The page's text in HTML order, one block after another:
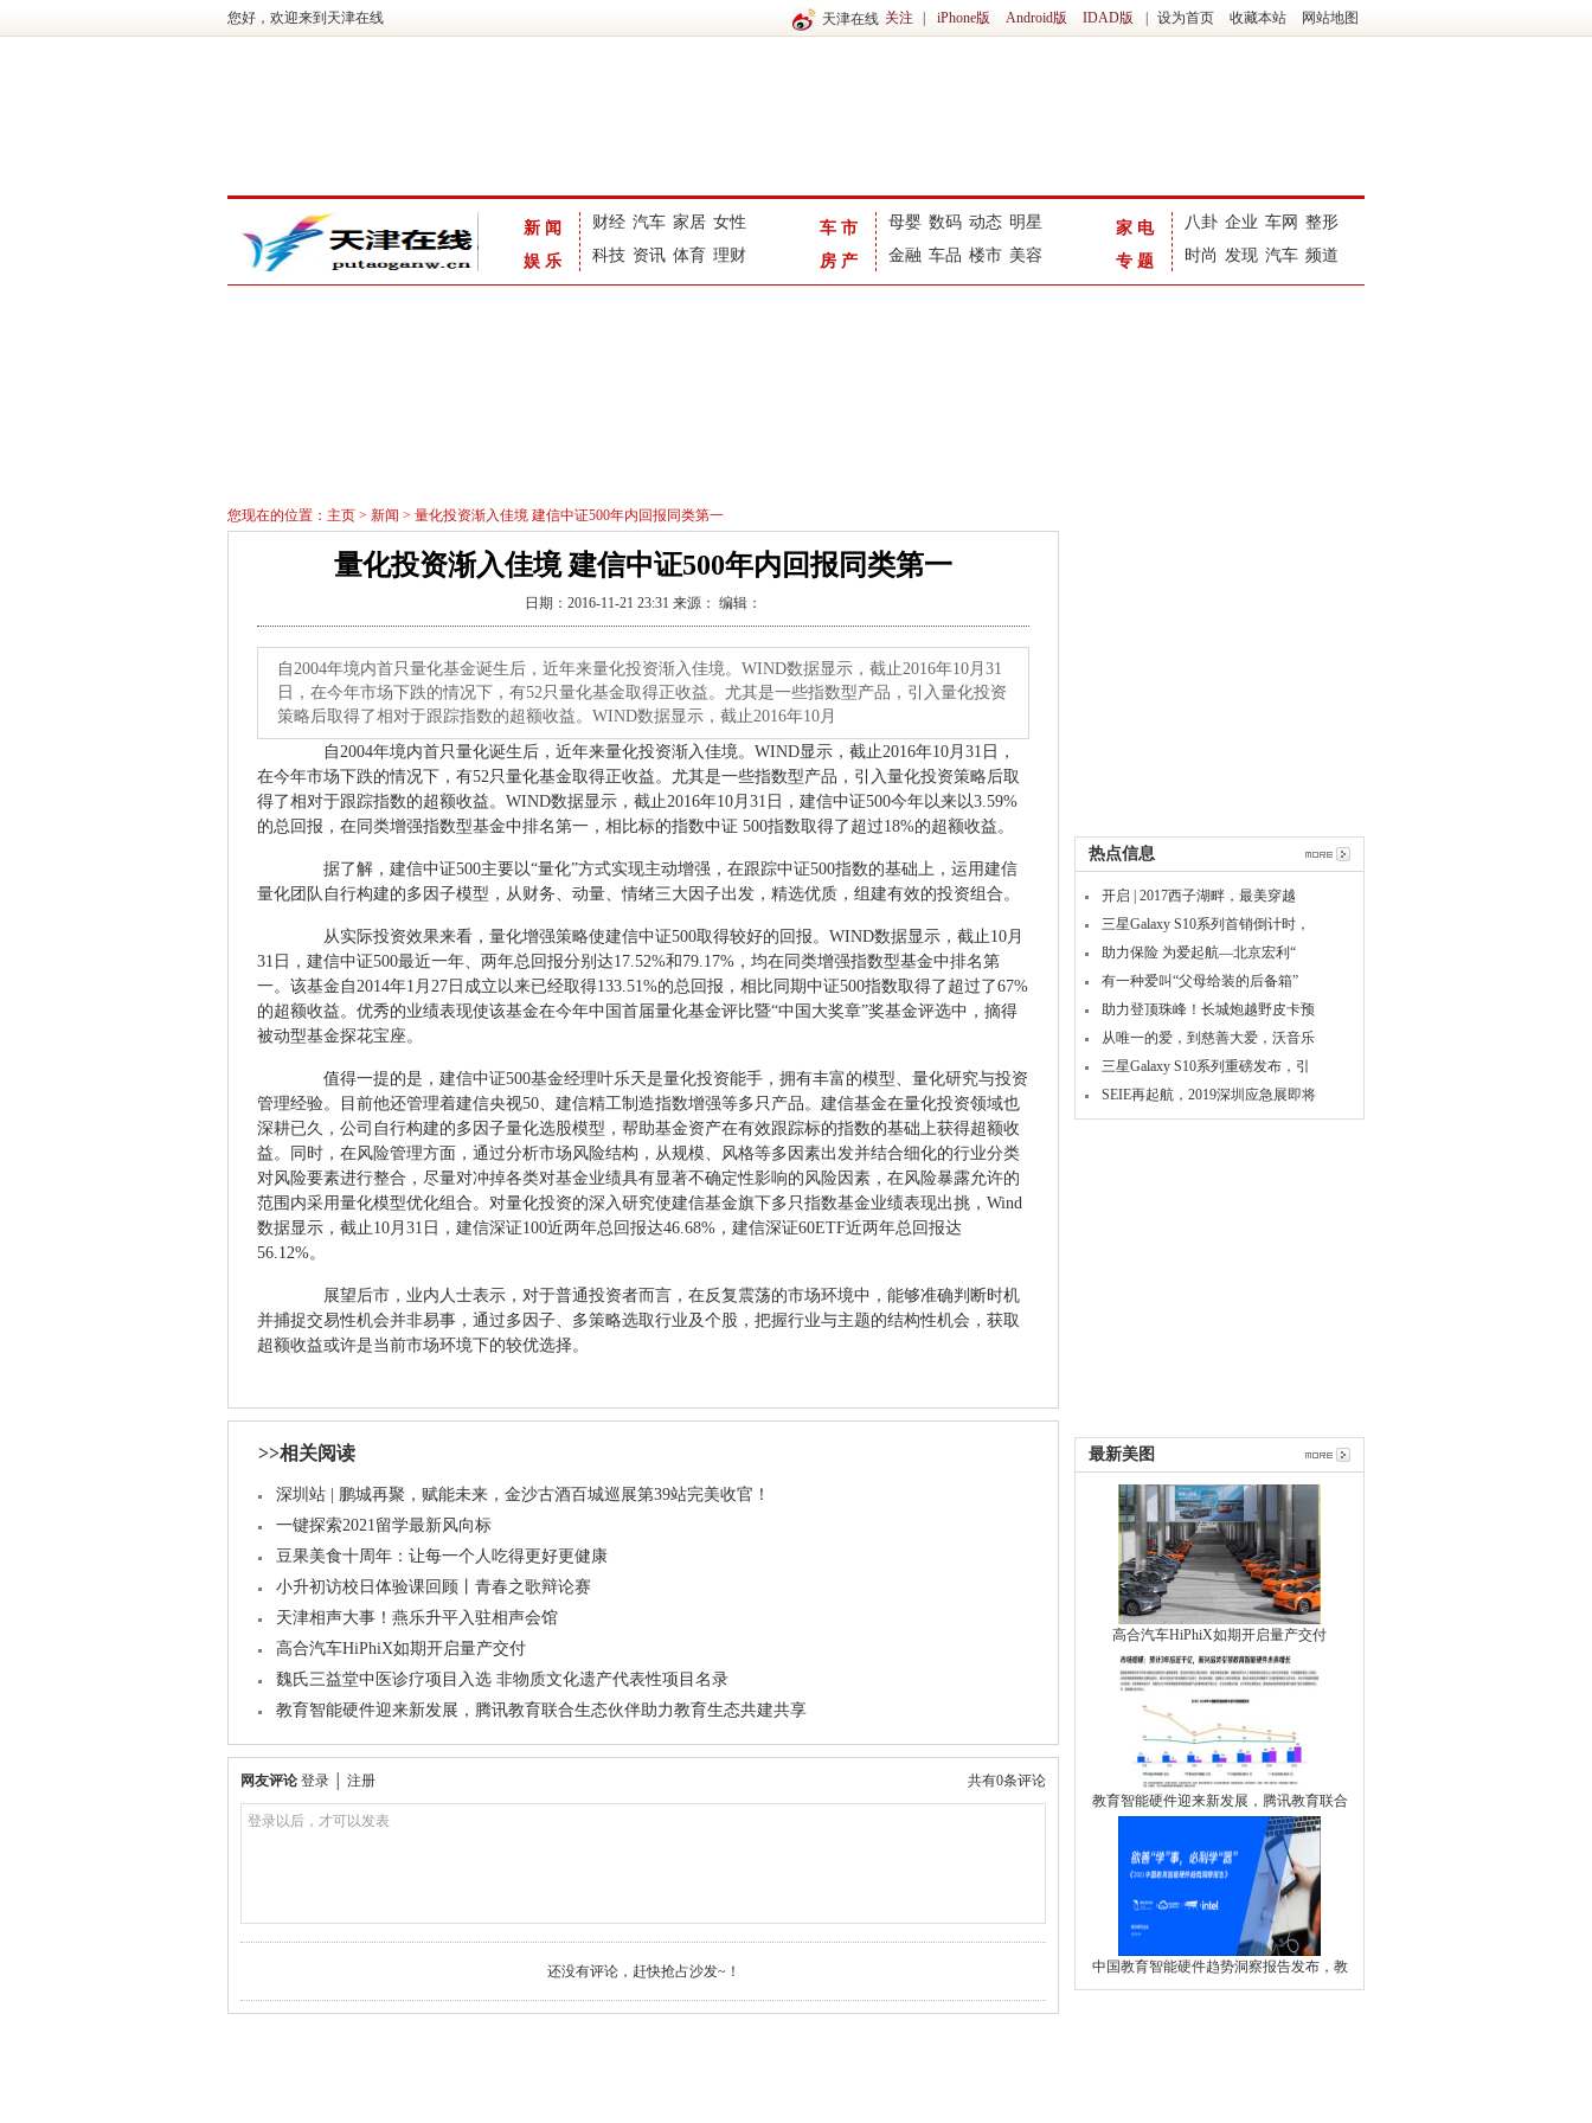
天津在线 关注 iPhone版 Android版 IDAD版 设为首页 收藏本站 网站地图
您好，欢迎来到天津在线
新闻
娱乐
财经 汽车 家居 女性
科技 资讯 体育 理财
车市
房产
母婴 数码 动态 明星
金融 车品 楼市 美容
家电
专题
八卦 企业 车网 整形
时尚 发现 汽车 频道
您现在的位置： 主页 > 新闻 > 量化投资渐入佳境 建信中证500年内回报同类第一
量化投资渐入佳境 建信中证500年内回报同类第一
日期：2016-11-21 23:31 来源： 编辑：
自2004年境内首只量化基金诞生后，近年来量化投资渐入佳境。WIND数据显示，截止2016年10月31
日，在今年市场下跌的情况下，有52只量化基金取得正收益。尤其是一些指数型产品，引入量化投资
策略后取得了相对于跟踪指数的超额收益。WIND数据显示，截止2016年10月
自2004年境内首只量化诞生后，近年来量化投资渐入佳境。WIND显示，截止2016年10月31日，
在今年市场下跌的情况下，有52只量化基金取得正收益。尤其是一些指数型产品，引入量化投资策略后取
得了相对于跟踪指数的超额收益。WIND数据显示，截止2016年10月31日，建信中证500今年以来以3.59%
的总回报，在同类增强指数型基金中排名第一，相比标的指数中证 500指数取得了超过18%的超额收益。
据了解，建信中证500主要以“量化”方式实现主动增强，在跟踪中证500指数的基础上，运用建信
量化团队自行构建的多因子模型，从财务、动量、情绪三大因子出发，精选优质，组建有效的投资组合。
从实际投资效果来看，量化增强策略使建信中证500取得较好的回报。WIND数据显示，截止10月
31日，建信中证500最近一年、两年总回报分别达17.52%和79.17%，均在同类增强指数型基金中排名第
一。该基金自2014年1月27日成立以来已经取得133.51%的总回报，相比同期中证500指数取得了超过了67%
的超额收益。优秀的业绩表现使该基金在今年中国首届量化基金评比暨“中国大奖章”奖基金评选中，摘得
被动型基金探花宝座。
值得一提的是，建信中证500基金经理叶乐天是量化投资能手，拥有丰富的模型、量化研究与投资
管理经验。目前他还管理着建信央视50、建信精工制造指数增强等多只产品。建信基金在量化投资领域也
深耕已久，公司自行构建的多因子量化选股模型，帮助基金资产在有效跟踪标的指数的基础上获得超额收
益。同时，在风险管理方面，通过分析市场风险结构，从规模、风格等多因素出发并结合细化的行业分类
对风险要素进行整合，尽量对冲掉各类对基金业绩具有显著不确定性影响的风险因素，在风险暴露允许的
范围内采用量化模型优化组合。对量化投资的深入研究使建信基金旗下多只指数基金业绩表现出挑，Wind
数据显示，截止10月31日，建信深证100近两年总回报达46.68%，建信深证60ETF近两年总回报达
56.12%。
展望后市，业内人士表示，对于普通投资者而言，在反复震荡的市场环境中，能够准确判断时机
并捕捉交易性机会并非易事，通过多因子、多策略选取行业及个股，把握行业与主题的结构性机会，获取
超额收益或许是当前市场环境下的较优选择。
>>相关阅读
深圳站 | 鹏城再聚，赋能未来，金沙古酒百城巡展第39站完美收官！
一键探索2021留学最新风向标
豆果美食十周年：让每一个人吃得更好更健康
小升初访校日体验课回顾丨青春之歌辩论赛
天津相声大事！燕乐升平入驻相声会馆
高合汽车HiPhiX如期开启量产交付
魏氏三益堂中医诊疗项目入选 非物质文化遗产代表性项目名录
教育智能硬件迎来新发展，腾讯教育联合生态伙伴助力教育生态共建共享
共有0条评论
网友评论 登录 注册
登录以后，才可以发表
还没有评论，赶快抢占沙发~！
热点信息
开启 | 2017西子湖畔，最美穿越
三星Galaxy S10系列首销倒计时，
助力保险 为爱起航—北京宏利“
有一种爱叫“父母给装的后备箱”
助力登顶珠峰！长城炮越野皮卡预
从唯一的爱，到慈善大爱，沃音乐
三星Galaxy S10系列重磅发布，引
SEIE再起航，2019深圳应急展即将
最新美图
高合汽车HiPhiX如期开启量产交付
教育智能硬件迎来新发展，腾讯教育联合
中国教育智能硬件趋势洞察报告发布，教